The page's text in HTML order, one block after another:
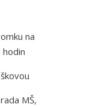
na
MŠ,